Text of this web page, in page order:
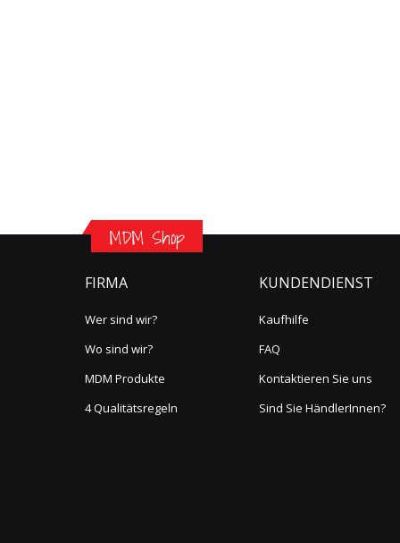
MDM Shop
FIRMA
Wer sind wir?
Wo sind wir?
MDM Produkte
4 Qualitätsregeln
KUNDENDIENST
Kaufhilfe
FAQ
Kontaktieren Sie uns
Sind Sie HändlerInnen?